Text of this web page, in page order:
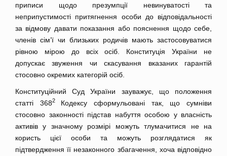
приписи щодо презумпції невинуватості та
неприпустимості притягнення особи до відповідальності
за відмову давати показання або пояснення щодо себе,
членів сім’ї чи близьких родичів мають застосовуватися
рівною мірою до всіх осіб. Конституція України не
допускає звуження чи скасування вказаних гарантій
стосовно окремих категорій осіб.
Конституційний Суд України зауважує, що положення
статті 3682 Кодексу сформульовані так, що сумніви
стосовно законності підстав набуття особою у власність
активів у значному розмірі можуть тлумачитися не на
користь цієї особи та можуть розглядатися як
підтвердження її незаконного збагачення, хоча відповідно